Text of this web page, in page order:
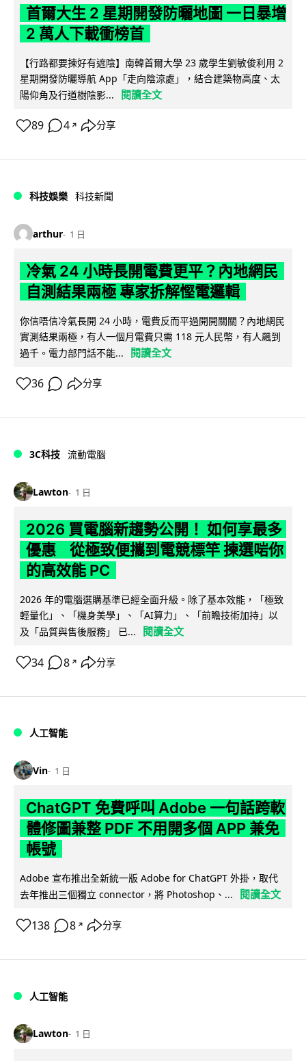
首爾大生 2 星期開發防曬地圖 一日暴增
2 萬人下載衝榜首
【行路都要揀好有遮陰】南韓首爾大學 23 歲學生劉敏俊利用 2
星期開發防曬導航 App「走向陰涼處」，結合建築物高度、太
陽仰角及行道樹陰影...
閱讀全文
89 4 ↗ 分享
科技娛樂 科技新聞
arthur 1 日
冷氣 24 小時長開電費更平？內地網民
自測結果兩極 專家拆解慳電邏輯
你信唔信冷氣長開 24 小時，電費反而平過開開關關？內地網民
實測結果兩極，有人一個月電費只需 118 元人民幣，有人飆到
過千。電力部門話不能...
閱讀全文
36 分享
3C科技 流動電腦
Lawton 1 日
2026 買電腦新趨勢公開！ 如何享最多
優惠 從極致便攜到電競標竿 揀選啱你
的高效能 PC
2026 年的電腦選購基準已經全面升級。除了基本效能，「極致
輕量化」、「機身美學」、「AI算力」、「前瞻技術加持」以
及「品質與售後服務」 已...
閱讀全文
34 8 ↗ 分享
人工智能
Vin 1 日
ChatGPT 免費呼叫 Adobe 一句話跨軟
體修圖兼整 PDF 不用開多個 APP 兼免
帳號
Adobe 宣布推出全新統一版 Adobe for ChatGPT 外掛，取代
去年推出三個獨立 connector，將 Photoshop、...
閱讀全文
138 8 ↗ 分享
人工智能
Lawton 1 日